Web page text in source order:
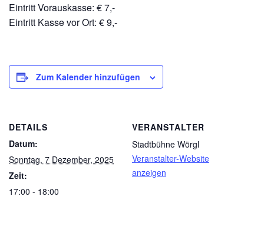
Eintritt Vorauskasse: € 7,-
Eintritt Kasse vor Ort: € 9,-
Zum Kalender hinzufügen
DETAILS
Datum:
Sonntag, 7 Dezember, 2025
Zeit:
17:00 - 18:00
VERANSTALTER
Stadtbühne Wörgl
Veranstalter-Website
anzeigen